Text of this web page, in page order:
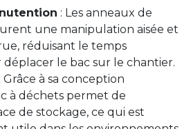
: Les anneaux de
une manipulation aisée et
réduisant le temps
déplacer le bac sur le chantier.
: Grâce à sa conception
à déchets permet de
de stockage, ce qui est